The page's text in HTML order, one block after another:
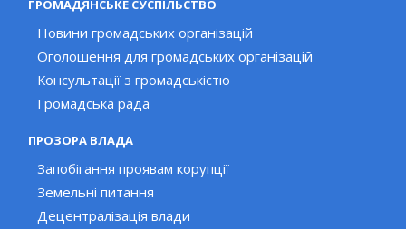
ГРОМАДЯНСЬКЕ СУСПІЛЬСТВО
Новини громадських організацій
Оголошення для громадських організацій
Консультації з громадськістю
Громадська рада
ПРОЗОРА ВЛАДА
Запобігання проявам корупції
Земельні питання
Децентралізація влади